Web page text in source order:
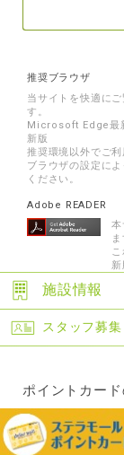
推奨ブラウザ
当サイトを快適に
す。
Microsoft Edge最
新版
推奨環境以外でご
ブラウザの設定に
ください。
Adobe READER
本
ま
施設情報
スタッフ募集
ポイントカー